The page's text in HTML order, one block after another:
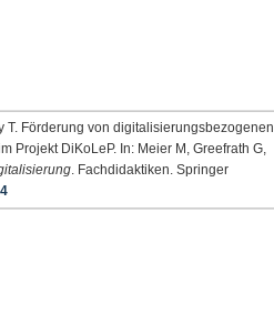
T. Förderung von digitalisierungsbezogenen
Projekt DiKoLeP. In: Meier M, Greefrath G,
. Fachdidaktiken. Springer